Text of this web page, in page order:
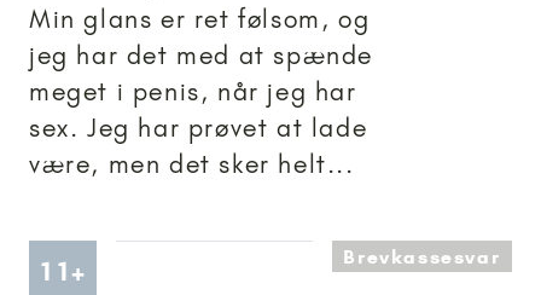
Min glans er ret følsom, og
jeg har det med at spænde
meget i penis, når jeg har
sex. Jeg har prøvet at lade
være, men det sker helt...
11+ Artikler anbefalet til 11+Brevkassesvar